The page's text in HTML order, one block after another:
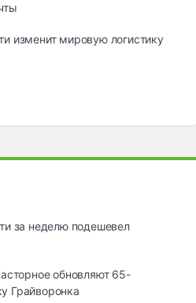
изменит мировую логистику
за неделю подешевел
обновляют 65-
Грайворонка